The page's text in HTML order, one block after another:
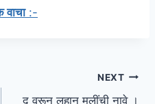
वाचा:-
NEXT
द वरून लहान मुलींची नावे ।